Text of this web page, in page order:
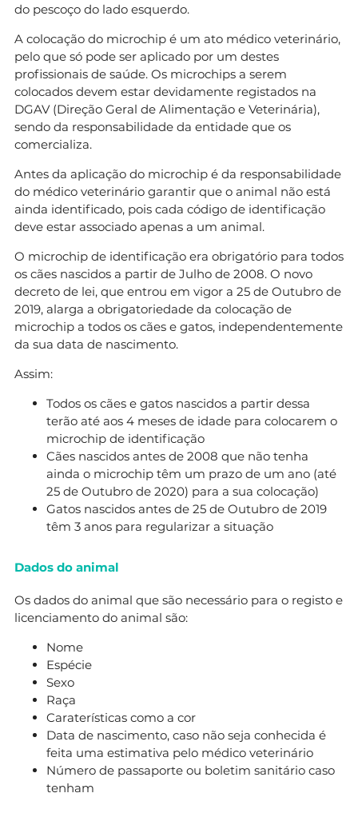
do pescoço do lado esquerdo.
A colocação do microchip é um ato médico veterinário,
pelo que só pode ser aplicado por um destes
profissionais de saúde. Os microchips a serem
colocados devem estar devidamente registados na
DGAV (Direção Geral de Alimentação e Veterinária),
sendo da responsabilidade da entidade que os
comercializa.
Antes da aplicação do microchip é da responsabilidade
do médico veterinário garantir que o animal não está
ainda identificado, pois cada código de identificação
deve estar associado apenas a um animal.
O microchip de identificação era obrigatório para todos
os cães nascidos a partir de Julho de 2008. O novo
decreto de lei, que entrou em vigor a 25 de Outubro de
2019, alarga a obrigatoriedade da colocação de
microchip a todos os cães e gatos, independentemente
da sua data de nascimento.
Assim:
Todos os cães e gatos nascidos a partir dessa
terão até aos 4 meses de idade para colocarem o
microchip de identificação
Cães nascidos antes de 2008 que não tenha
ainda o microchip têm um prazo de um ano (até
25 de Outubro de 2020) para a sua colocação)
Gatos nascidos antes de 25 de Outubro de 2019
têm 3 anos para regularizar a situação
Dados do animal
Os dados do animal que são necessário para o registo e
licenciamento do animal são:
Nome
Espécie
Sexo
Raça
Caraterísticas como a cor
Data de nascimento, caso não seja conhecida é
feita uma estimativa pelo médico veterinário
Número de passaporte ou boletim sanitário caso
tenham